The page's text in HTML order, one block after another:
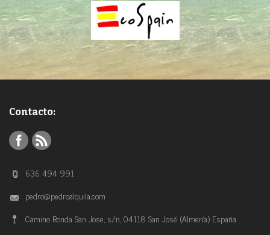
Contacto:
636 494 991
pedro@pedroalquila.com
Camino Ronda San Jose, s/n, 04118 San José (Almería) España